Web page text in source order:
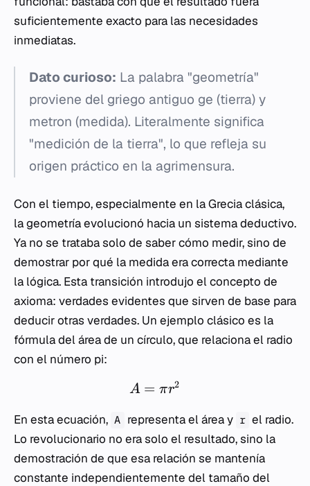
suficientemente exacto para las necesidades
inmediatas.
Dato curioso: La palabra "geometría"
proviene del griego antiguo ge (tierra) y
metron (medida). Literalmente significa
"medición de la tierra", lo que refleja su
origen práctico en la agrimensura.
Con el tiempo, especialmente en la Grecia clásica,
la geometría evolucionó hacia un sistema deductivo.
Ya no se trataba solo de sabercómo medir, sino de
demostrar por qué la medida era correcta mediante
la lógica. Esta transición introdujo el concepto de
axioma: verdades evidentes que sirven de base para
deducir otras verdades. Un ejemplo clásico es la
fórmula del área de un círculo, que relaciona el radio
con el número pi:
A = πr2
En esta ecuación, A representa el área y r el radio.
Lo revolucionario no era solo el resultado, sino la
demostración de que esa relación se mantenía
constante independientemente del tamaño del